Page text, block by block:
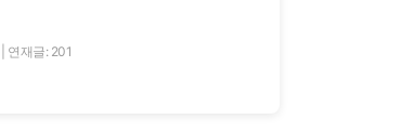
연재글: 201